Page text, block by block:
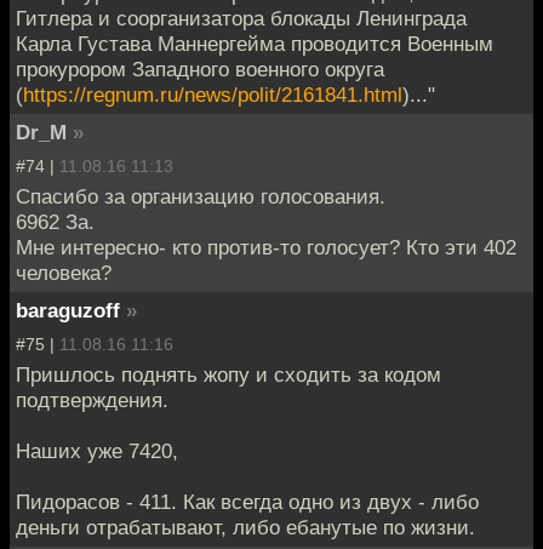
Гитлера и соорганизатора блокады Ленинграда
Карла Густава Маннергейма проводится Военным
прокурором Западного военного округа
(https://regnum.ru/news/polit/2161841.html)..."
Dr_M »
#74 | 11.08.16 11:13
Спасибо за организацию голосования.
6962 За.
Мне интересно- кто против-то голосует? Кто эти 402
человека?
baraguzoff »
#75 | 11.08.16 11:16
Пришлось поднять жопу и сходить за кодом
подтверждения.
Наших уже 7420,
Пидорасов - 411. Как всегда одно из двух - либо
деньги отрабатывают, либо ебанутые по жизни.